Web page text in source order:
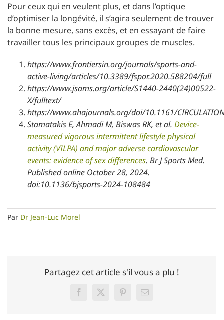
Pour ceux qui en veulent plus, et dans l’optique
d’optimiser la longévité, il s’agira seulement de trouver
la bonne mesure, sans excès, et en essayant de faire
travailler tous les principaux groupes de muscles.
https://www.frontiersin.org/journals/sports-and-
active-living/articles/10.3389/fspor.2020.588204/full
https://www.jsams.org/article/S1440-2440(24)00522-
X/fulltext/
https://www.ahajournals.org/doi/10.1161/
Stamatakis E, Ahmadi M, Biswas RK, et al. Device-
measured vigorous intermittent lifestyle physical
activity (VILPA) and major adverse cardiovascular
events: evidence of sex differences. Br J Sports Med.
Published online October 28, 2024.
doi:10.1136/bjsports-2024-108484
Par Dr Jean-Luc Morel
Partagez cet article s'il vous a plu !
FacebookTwitterPinterestEmail